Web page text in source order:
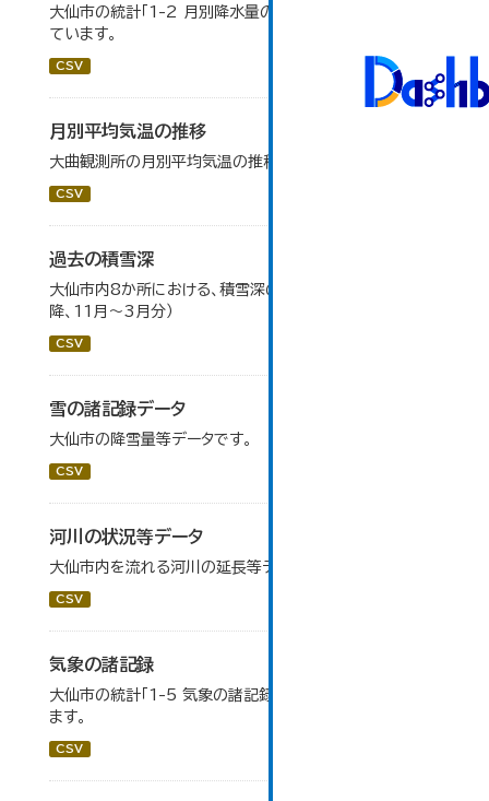
大仙市の統計「1-2 月別降水量の推移」のデータを参照し
ています。
CSV
月別平均気温の推移
大曲観測所の月別平均気温の推移一覧です。
CSV
過去の積雪深
大仙市内8か所における、積雪深の一覧（平成17年度以
降、11月～3月分）
CSV
雪の諸記録データ
大仙市の降雪量等データです。
CSV
河川の状況等データ
大仙市内を流れる河川の延長等データです。
CSV
気象の諸記録
大仙市の統計「1-5 気象の諸記録」のデータを参照してい
ます。
CSV